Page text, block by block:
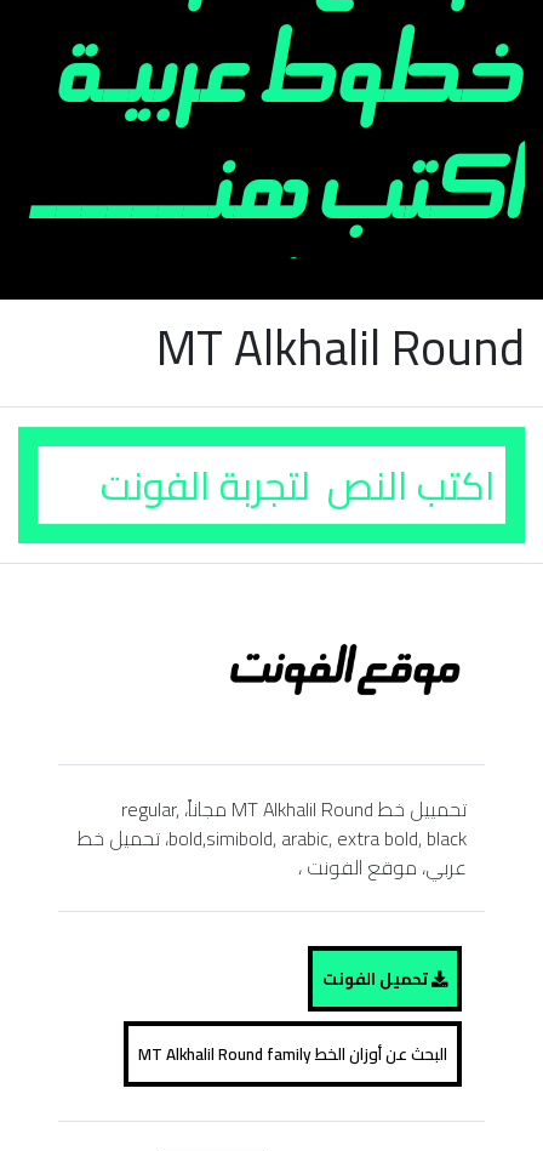
MT Alkhalil Round
تحمييل خط MT Alkhalil Round مجاناً، regular,
bold,simibold, arabic, extra bold, black، تحميل خط
عربي، موقع الفونت ،
تحميل الفونت
البحث عن أوزان الخط MT Alkhalil Round family